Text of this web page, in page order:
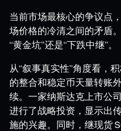
当前市场最核心的争议点
场价格的冷清之间的矛盾
“黄金坑”还是“下跌中继”。
从“叙事真实性”角度看，
的整合和稳定币天量转账
续。一家纳斯达克上市公
进行了战略投资，显示出
施的兴趣。同时，继现货